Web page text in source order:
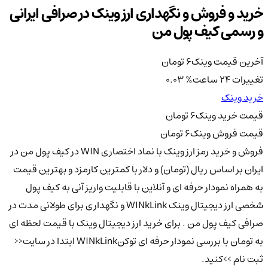
خرید و فروش و نگهداری ارز وینک در صرافی ایرانی
و رسمی کیف پول من
آخرین قیمت وینک6تومان
تغییرات 24 ساعت
0.03%
خرید وینک
قیمت خرید وینک6تومان
قیمت فروش وینک6تومان
فروش و خرید رمز ارز وینک با نماد اختصاری WIN در کیف پول من در
ایران بر اساس ریال (تومان) و دلار با کمترین کارمزد و بهترین قیمت
به همراه نمودار حرفه ای و آنلاین با قابلیت واریز آنی به کیف پول
شخصی ارز دیجیتال وینک WINkLink و نگهداری برای طولانی مدت در
صرافی کیف پول من . برای خرید ارز دیجیتال وینک با قیمت لحظه ای
به تومان با بررسی نمودار حرفه ای توکنWINkLink ابتدا در سایت<<
ثبت نام >>کنید.